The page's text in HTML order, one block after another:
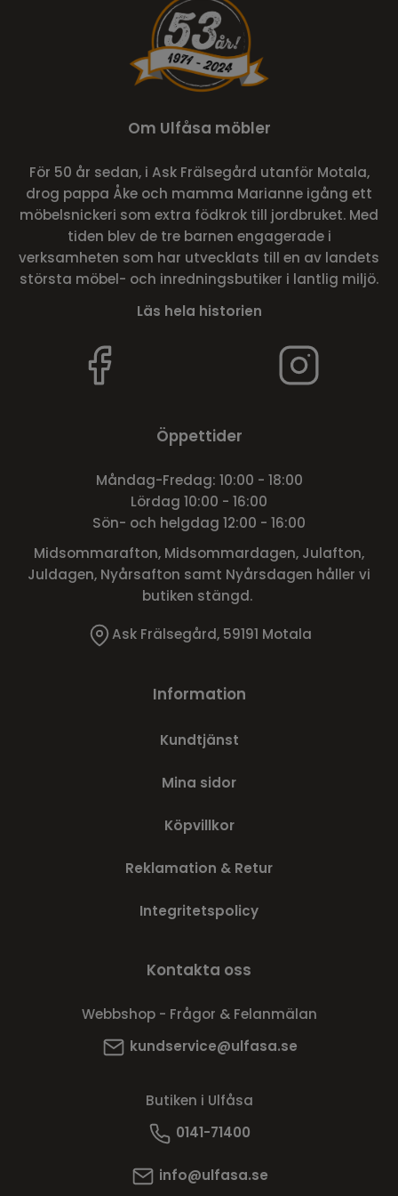
Om Ulfåsa möbler
För 50 år sedan, i Ask Frälsegård utanför Motala,
drog pappa Åke och mamma Marianne igång ett
möbelsnickeri som extra födkrok till jordbruket. Med
tiden blev de tre barnen engagerade i
verksamheten som har utvecklats till en av landets
största möbel- och inredningsbutiker i lantlig miljö.
Läs hela historien
Öppettider
Måndag-Fredag: 10:00 - 18:00
Lördag 10:00 - 16:00
Sön- och helgdag 12:00 - 16:00
Midsommarafton, Midsommardagen, Julafton,
Juldagen, Nyårsafton samt Nyårsdagen håller vi
butiken stängd.
Ask Frälsegård, 59191 Motala
Information
Kundtjänst
Mina sidor
Köpvillkor
Reklamation & Retur
Integritetspolicy
Kontakta oss
Webbshop - Frågor & Felanmälan
kundservice@ulfasa.se
Butiken i Ulfåsa
0141-71400
info@ulfasa.se